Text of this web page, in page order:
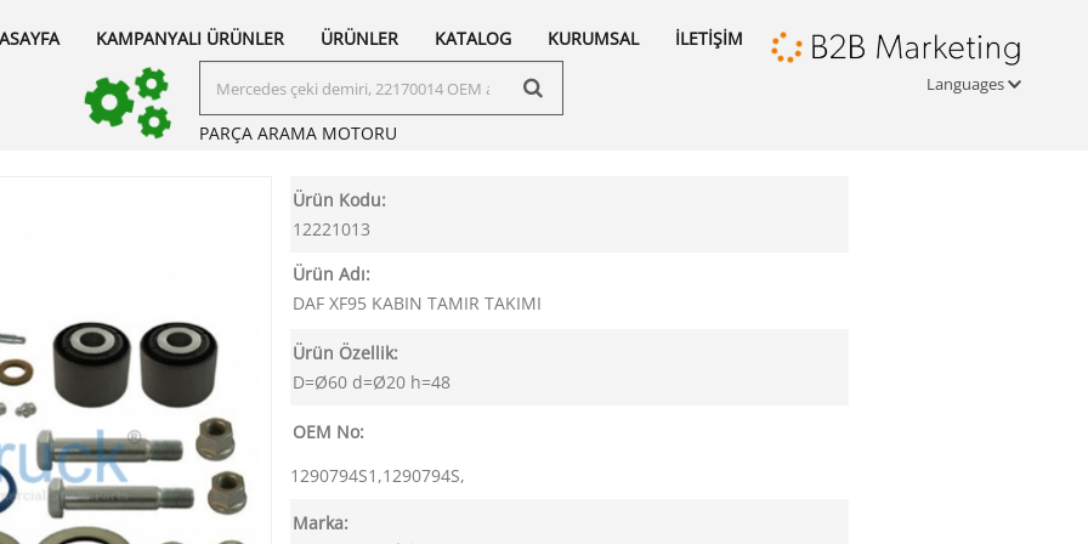
Languages
KAMPANYALI ÜRÜNLER ÜRÜNLER KATALOG KURUMSAL İLETİŞİM
PARÇA ARAMA MOTORU
Ürün Kodu:
12221013
Ürün Adı:
DAF XF95 KABIN TAMIR TAKIMI
Ürün Özellik:
D=Ø60 d=Ø20 h=48
OEM No:
1290794S1,1290794S,
Marka: